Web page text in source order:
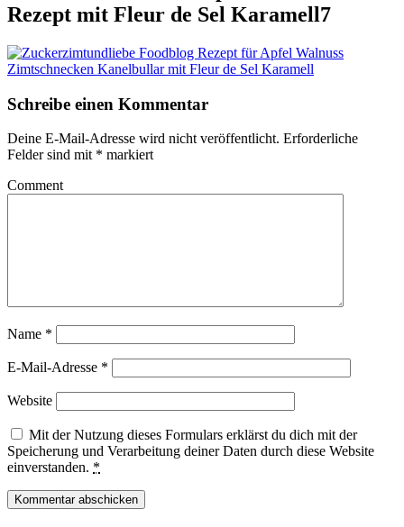
Rezept mit Fleur de Sel Karamell7
Schreibe einen Kommentar
Deine E-Mail-Adresse wird nicht veröffentlicht. Erforderliche
Felder sind mit * markiert
Comment
Name *
E-Mail-Adresse *
Website
Mit der Nutzung dieses Formulars erklärst du dich mit der
Speicherung und Verarbeitung deiner Daten durch diese Website
einverstanden. *